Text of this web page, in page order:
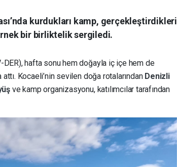
kurdukları kamp, gerçekleştirdikleri
bir birliktelik sergiledi.
hafta sonu hem doğayla iç içe hem de
Kocaeli’nin sevilen doğa rotalarından Denizli
ve kamp organizasyonu, katılımcılar tarafından